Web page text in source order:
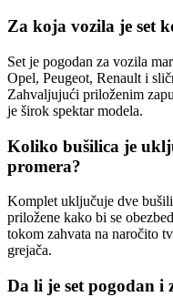
Za koja vozila je set
Set je pogodan za vozila
Opel, Peugeot, Renault i
Zahvaljujući priloženim
je širok spektar modela.
Koliko bušilica je
promera?
Komplet uključuje dve
priložene kako bi se
tokom zahvata na naročito
grejača.
Da li je set pogodan i